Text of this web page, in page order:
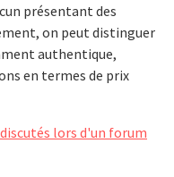
présentant des
on peut distinguer
authentique,
en termes de prix
lors d'un forum